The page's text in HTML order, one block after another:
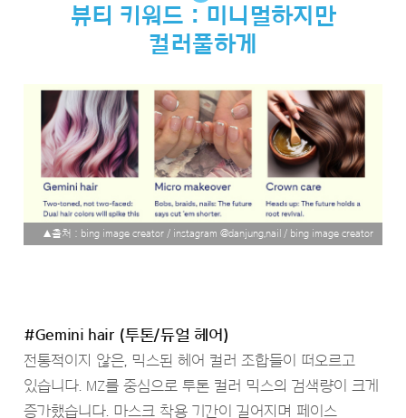
뷰티 키워드 : 미니멀하지만
컬러풀하게
▲출처 : bing image creator / instagram @danjung,nail / bing image creator
#Gemini hair (투톤/듀얼 헤어)
전통적이지 않은, 믹스된 헤어 컬러 조합들이 떠오르고
있습니다. MZ를 중심으로 투톤 컬러 믹스의 검색량이 크게
증가했습니다. 마스크 착용 기간이 길어지며 페이스